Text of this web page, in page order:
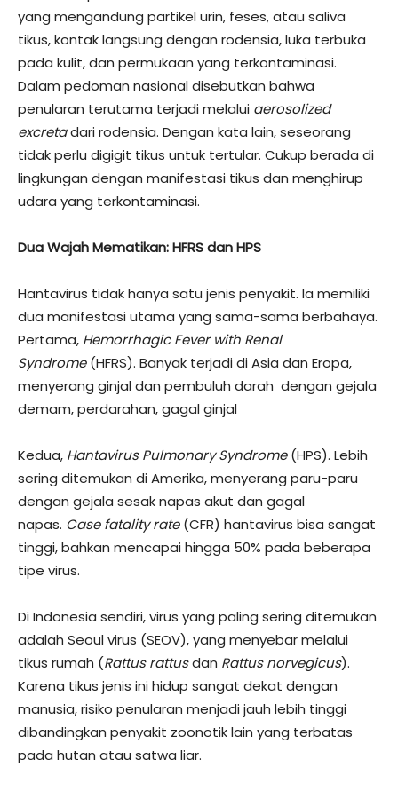
yang mengandung partikel urin, feses, atau saliva
tikus, kontak langsung dengan rodensia, luka terbuka
pada kulit, dan permukaan yang terkontaminasi.
Dalam pedoman nasional disebutkan bahwa
penularan terutama terjadi melalui aerosolized
excretadari rodensia. Dengan kata lain, seseorang
tidak perlu digigit tikus untuk tertular. Cukup berada di
lingkungan dengan manifestasi tikus dan menghirup
udara yang terkontaminasi.
Dua Wajah Mematikan: HFRS dan HPS
Hantavirus tidak hanya satu jenis penyakit. Ia memiliki
dua manifestasi utama yang sama-sama berbahaya.
Pertama, Hemorrhagic Fever with Renal
Syndrome(HFRS). Banyak terjadi di Asia dan Eropa,
menyerang ginjal dan pembuluh darah dengan gejala
demam, perdarahan, gagal ginjal
Kedua, Hantavirus Pulmonary Syndrome(HPS). Lebih
sering ditemukan di Amerika, menyerang paru-paru
dengan gejala sesak napas akut dan gagal
napas. Case fatality rate(CFR) hantavirus bisa sangat
tinggi, bahkan mencapai hingga 50% pada beberapa
tipe virus.
Di Indonesia sendiri, virus yang paling sering ditemukan
adalah Seoul virus (SEOV), yang menyebar melalui
tikus rumah (Rattus rattusdan Rattus norvegicus).
Karena tikus jenis ini hidup sangat dekat dengan
manusia, risiko penularan menjadi jauh lebih tinggi
dibandingkan penyakit zoonotik lain yang terbatas
pada hutan atau satwa liar.